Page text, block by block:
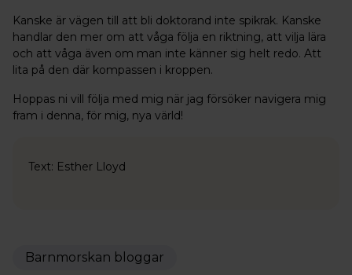
Kanske är vägen till att bli doktorand inte spikrak. Kanske
handlar den mer om att våga följa en riktning, att vilja lära
och att våga även om man inte känner sig helt redo. Att
lita på den där kompassen i kroppen.
Hoppas ni vill följa med mig när jag försöker navigera mig
fram i denna, för mig, nya värld!
Text: Esther Lloyd
Barnmorskan bloggar